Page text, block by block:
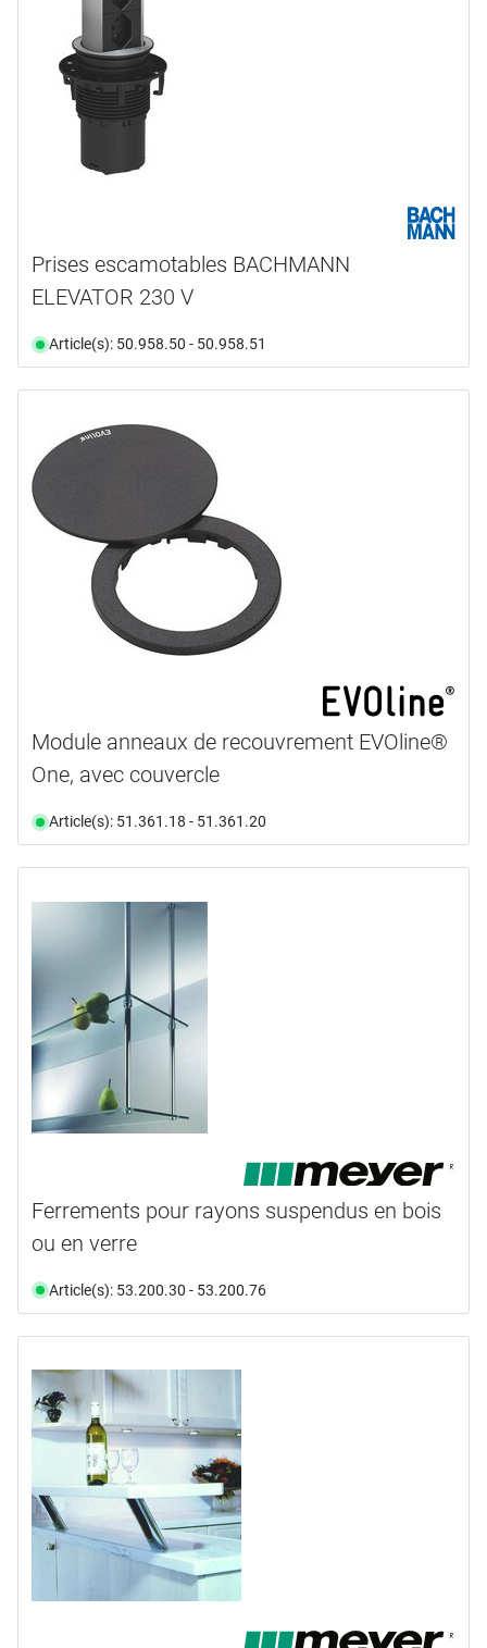
Prises escamotables BACHMANN
ELEVATOR 230 V
Article(s): 50.958.50 - 50.958.51
Module anneaux de recouvrement EVOline®
One, avec couvercle
Article(s): 51.361.18 - 51.361.20
Ferrements pour rayons suspendus en bois
ou en verre
Article(s): 53.200.30 - 53.200.76